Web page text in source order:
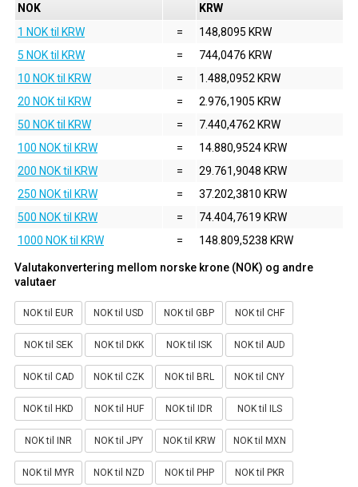
NOK
KRW
1 NOK til KRW
=
148,8095 KRW
5 NOK til KRW
=
744,0476 KRW
10 NOK til KRW
=
1.488,0952 KRW
20 NOK til KRW
=
2.976,1905 KRW
50 NOK til KRW
=
7.440,4762 KRW
100 NOK til KRW
=
14.880,9524 KRW
200 NOK til KRW
=
29.761,9048 KRW
250 NOK til KRW
=
37.202,3810 KRW
500 NOK til KRW
=
74.404,7619 KRW
1000 NOK til KRW
= 148.809,5238 KRW
Valutakonvertering mellom norske krone (NOK) og andre
valutaer
NOK til EUR NOK til USD NOK til GBP NOK til CHF
NOK til SEK NOK til DKK NOK til ISK NOK til AUD
NOK til CAD NOK til CZK NOK til BRL NOK til CNY
NOK til HKD NOK til HUF NOK til IDR NOK til ILS
NOK til INR NOK til JPY NOK til KRW NOK til MXN
NOK til MYR NOK til NZD NOK til PHP NOK til PKR